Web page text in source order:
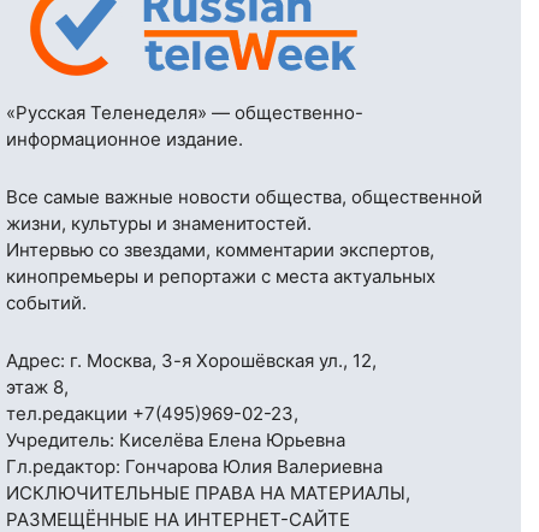
«Русская Теленеделя» — общественно-
информационное издание.
Все самые важные новости общества, общественной
жизни, культуры и знаменитостей.
Интервью со звездами, комментарии экспертов,
кинопремьеры и репортажи с места актуальных
событий.
Адрес: г. Москва, 3-я Хорошёвская ул., 12,
этаж 8,
тел.редакции +7(495)969-02-23,
Учредитель: Киселёва Елена Юрьевна
Гл.редактор: Гончарова Юлия Валериевна
ИСКЛЮЧИТЕЛЬНЫЕ ПРАВА НА МАТЕРИАЛЫ,
РАЗМЕЩЁННЫЕ НА ИНТЕРНЕТ-САЙТЕ